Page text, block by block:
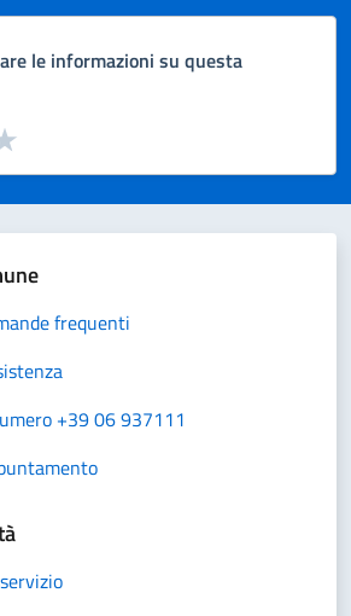
le informazioni su questa
pagina
5 stelle su 5
4 stelle su 5
su 5
su 5
5
frequenti
+39 06 937111